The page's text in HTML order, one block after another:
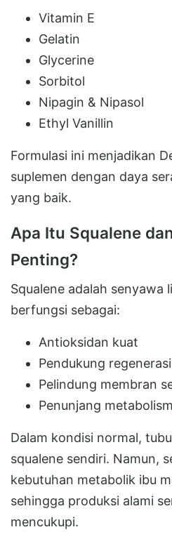
Vitamin E
Gelatin
Glycerine
Sorbitol
Nipagin & Nipasol
Ethyl Vanillin
Formulasi ini menjadikan
suplemen dengan daya
yang baik.
Apa Itu Squalene
Penting?
Squalene adalah senyawa
berfungsi sebagai:
Antioksidan kuat
Pendukung
Pelindung membran
Penunjang
Dalam kondisi normal,
squalene sendiri. Namun,
kebutuhan metabolik ibu
sehingga produksi alami
mencukupi.